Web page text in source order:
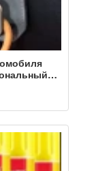
салона